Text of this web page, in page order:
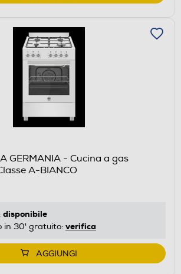
GERMANIA - Cucina a gas
A-BIANCO
disponibile
in 30' gratuito: verifica
AGGIUNGI